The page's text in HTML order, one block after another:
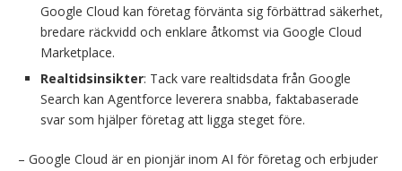
Google Cloud kan företag förvänta sig förbättrad säkerhet,
bredare räckvidd och enklare åtkomst via Google Cloud
Marketplace.
Realtidsinsikter: Tack vare realtidsdata från Google
Search kan Agentforce leverera snabba, faktabaserade
svar som hjälper företag att ligga steget före.
– Google Cloud är en pionjär inom AI för företag och erbjuder